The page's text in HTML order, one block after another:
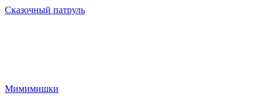
Сказочный патруль
Мимимишки